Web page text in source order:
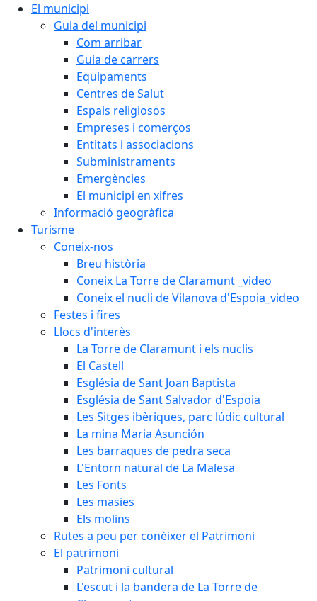
El municipi
Guia del municipi
Com arribar
Guia de carrers
Equipaments
Centres de Salut
Espais religiosos
Empreses i comerços
Entitats i associacions
Subministraments
Emergències
El municipi en xifres
Informació geogràfica
Turisme
Coneix-nos
Breu història
Coneix La Torre de Claramunt _video
Coneix el nucli de Vilanova d'Espoia_video
Festes i fires
Llocs d'interès
La Torre de Claramunt i els nuclis
El Castell
Església de Sant Joan Baptista
Església de Sant Salvador d'Espoia
Les Sitges ibèriques, parc lúdic cultural
La mina Maria Asunción
Les barraques de pedra seca
L'Entorn natural de La Malesa
Les Fonts
Les masies
Els molins
Rutes a peu per conèixer el Patrimoni
El patrimoni
Patrimoni cultural
L'escut i la bandera de La Torre de